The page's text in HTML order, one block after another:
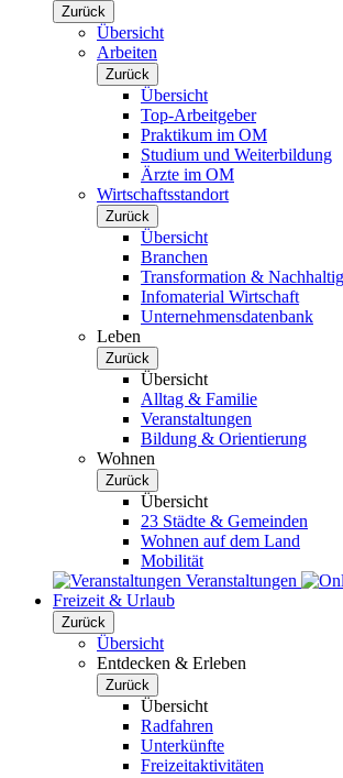
Zurück
Übersicht
Arbeiten
Zurück
Übersicht
Top-Arbeitgeber
Praktikum im OM
Studium und Weiterbildung
Ärzte im OM
Wirtschaftsstandort
Zurück
Übersicht
Branchen
Transformation &
Infomaterial Wirtschaft
Unternehmensdatenbank
Leben
Zurück
Übersicht
Alltag & Familie
Veranstaltungen
Bildung & Orientierung
Wohnen
Zurück
Übersicht
23 Städte & Gemeinden
Wohnen auf dem Land
Mobilität
Veranstaltungen
Freizeit & Urlaub
Zurück
Übersicht
Entdecken & Erleben
Zurück
Übersicht
Radfahren
Unterkünfte
Freizeitaktivitäten